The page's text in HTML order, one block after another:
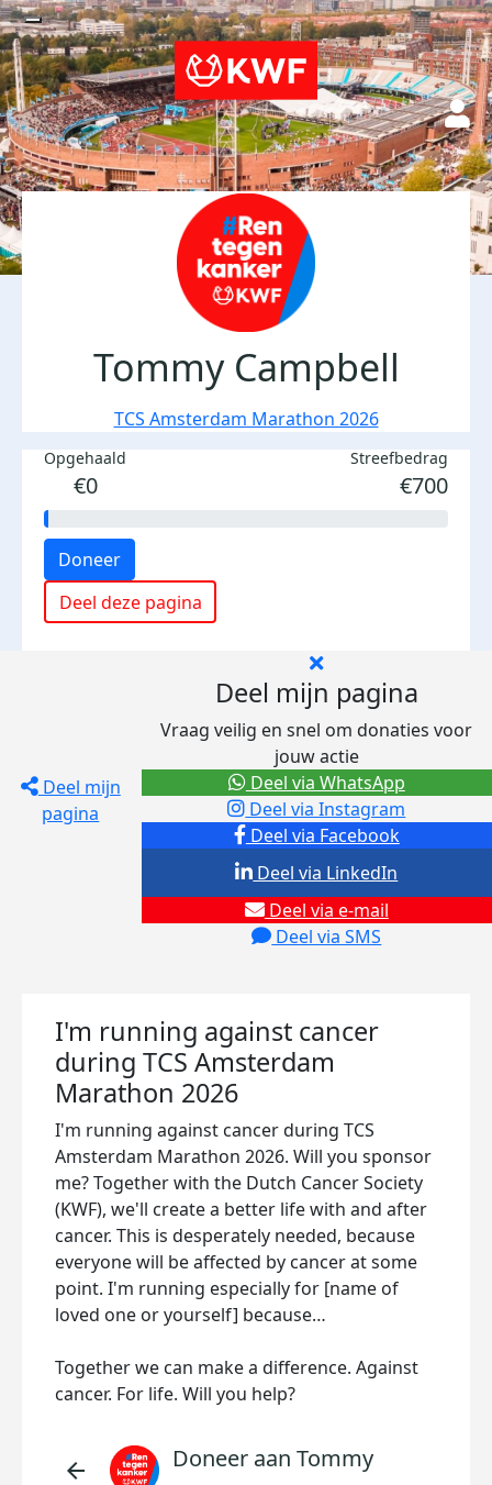
Tommy Campbell
TCS Amsterdam Marathon 2026
Opgehaald
€0
Streefbedrag
€700
Doneer
Deel deze pagina
Deel mijn
pagina
Deel mijn pagina
Vraag veilig en snel om donaties voor
jouw actie
Deel via Facebook
Deel via Instagram
Deel via e-mail
Deel via SMS
Deel via LinkedIn
Deel via WhatsApp
I'm running against cancer
during TCS Amsterdam
Marathon 2026
I'm running against cancer during TCS
Amsterdam Marathon 2026. Will you sponsor
me? Together with the Dutch Cancer Society
(KWF), we'll create a better life with and after
cancer. This is desperately needed, because
everyone will be affected by cancer at some
point. I'm running especially for [name of
loved one or yourself] because…
Together we can make a difference. Against
cancer. For life. Will you help?
arrow_back Doneer aan Tommy